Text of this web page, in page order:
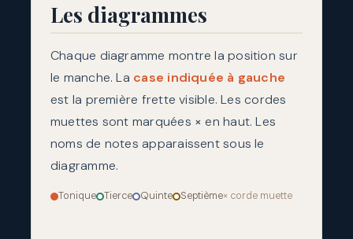
Les diagrammes
Chaque diagramme montre la position sur
le manche. La case indiquée à gauche
est la première frette visible. Les cordes
muettes sont marquées × en haut. Les
noms de notes apparaissent sous le
diagramme.
Tonique Tierce Quinte Septième× corde muette